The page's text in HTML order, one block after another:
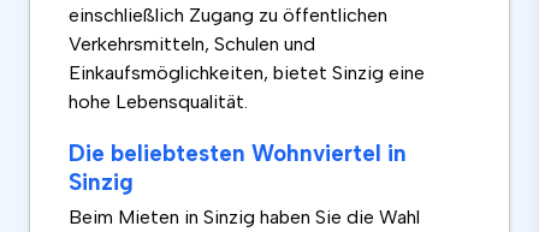
einschließlich Zugang zu öffentlichen
Verkehrsmitteln, Schulen und
Einkaufsmöglichkeiten, bietet Sinzig eine
hohe Lebensqualität.
Die beliebtesten Wohnviertel in
Sinzig
Beim Mieten in Sinzig haben Sie die Wahl